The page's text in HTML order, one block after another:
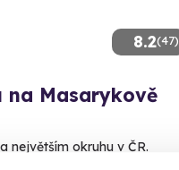
8.2(47)
na Masarykově
největším okruhu v ČR.